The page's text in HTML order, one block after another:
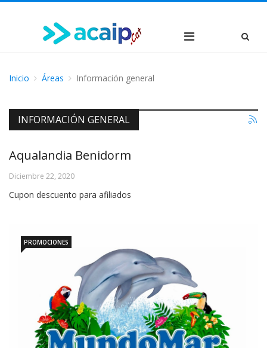
Inicio Áreas Información general
INFORMACIÓN GENERAL
Aqualandia Benidorm
Diciembre 22, 2020
Cupon descuento para afiliados
PROMOCIONES